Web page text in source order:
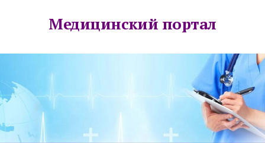
Медицинский портал